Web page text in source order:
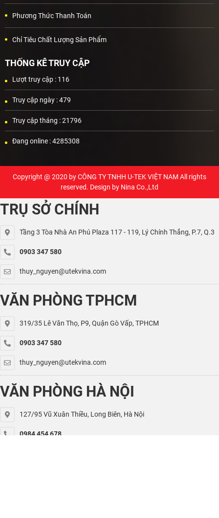
Phương Thức Thanh Toán
Chỉ Tiêu Chất Lượng Sản Phẩm
THỐNG KÊ TRUY CẬP
Lượt truy cập : 116
Truy cập ngày :479
Truy cập tháng :21796
Đang online :4285308
Copyright @ 2020 byCÔNG TY TNHH U-TEK VIỆT NAM All rights
reserved. Design by Nina Co.,Ltd
TRỤ SỞ CHÍNH
Tầng 3 Tòa Nhà An Phú Plaza 117 - 119, Lý Chính Thắng, P.7, Q.3
0903 347 580
thuy_nguyen@utekvina.com
VĂN PHÒNG TPHCM
319/35 Lê Văn Thọ, P9, Quận Gò Vấp, TPHCM
0903 347 580
thuy_nguyen@utekvina.com
VĂN PHÒNG HÀ NỘI
127/95 Vũ Xuân Thiều, Long Biên, Hà Nội
0984 454 678